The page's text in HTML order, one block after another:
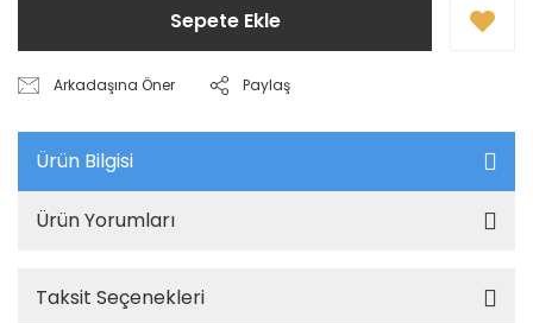
Sepete Ekle
Arkadaşına Öner Paylaş
Ürün Bilgisi
Ürün Yorumları
Taksit Seçenekleri